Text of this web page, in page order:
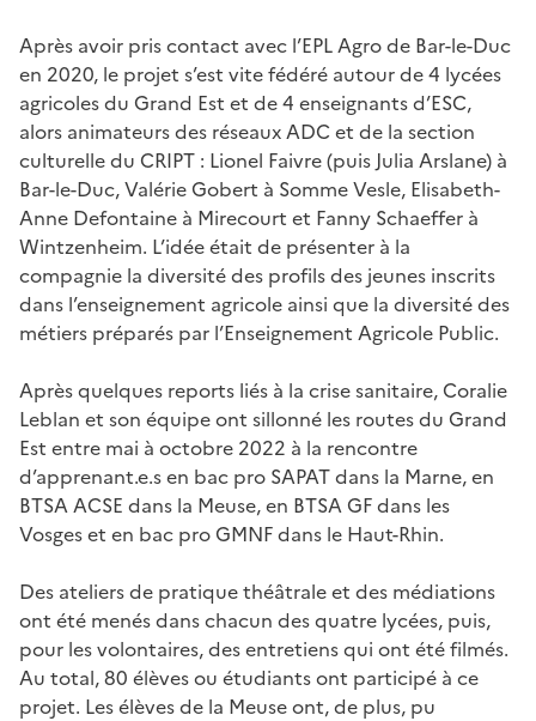
Après avoir pris contact avec l’EPL Agro de Bar-le-Duc
en 2020, le projet s’est vite fédéré autour de 4 lycées
agricoles du Grand Est et de 4 enseignants d’ESC,
alors animateurs des réseaux ADC et de la section
culturelle du CRIPT : Lionel Faivre (puis Julia Arslane) à
Bar-le-Duc, Valérie Gobert à Somme Vesle, Elisabeth-
Anne Defontaine à Mirecourt et Fanny Schaeffer à
Wintzenheim. L’idée était de présenter à la
compagnie la diversité des profils des jeunes inscrits
dans l’enseignement agricole ainsi que la diversité des
métiers préparés par l’Enseignement Agricole Public.
Après quelques reports liés à la crise sanitaire, Coralie
Leblan et son équipe ont sillonné les routes du Grand
Est entre mai à octobre 2022 à la rencontre
d’apprenant.e.s en bac pro SAPAT dans la Marne, en
BTSA ACSE dans la Meuse, en BTSA GF dans les
Vosges et en bac pro GMNF dans le Haut-Rhin.
Des ateliers de pratique théâtrale et des médiations
ont été menés dans chacun des quatre lycées, puis,
pour les volontaires, des entretiens qui ont été filmés.
Au total, 80 élèves ou étudiants ont participé à ce
projet. Les élèves de la Meuse ont, de plus, pu